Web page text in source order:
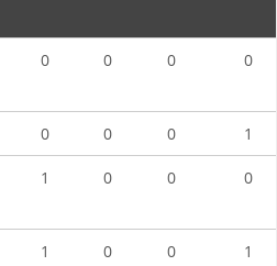
0 0 0 0
0 0 0 1
1 0 0 0
1 0 0 1